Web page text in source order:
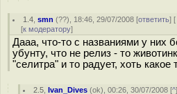
1.4 ,smn (??), 18:46, 29/07/2008 [ответить] [
[к модератору]
Дааа, что-то с названиями у них
убунту, что не релиз - то
"селитра" и то радует, хоть какое
2.5 ,Ivan_Dives (ok), 00:26, 30/07/2008 [^